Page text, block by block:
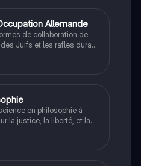
Allemande
de collaboration de
Juifs et les rafles durant
en philosophie à
la justice, la liberté, et la
de révision aborde les
la conscience, le cogito, et